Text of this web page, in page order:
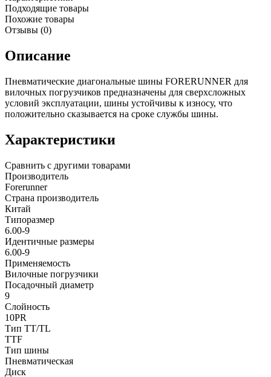
Подходящие товары
Похожие товары
Отзывы (0)
Описание
Пневматические диагональные шины FORERUNNER для
вилочных погрузчиков предназначены для сверхсложных
условий эксплуатации, шины устойчивы к износу, что
положительно сказывается на сроке службы шины.
Характеристики
Сравнить с другими товарами
Производитель
Forerunner
Страна производитель
Китай
Типоразмер
6.00-9
Идентичные размеры
6.00-9
Применяемость
Вилочные погрузчики
Посадочный диаметр
9
Слойность
10PR
Тип TT/TL
TTF
Тип шины
Пневматическая
Диск